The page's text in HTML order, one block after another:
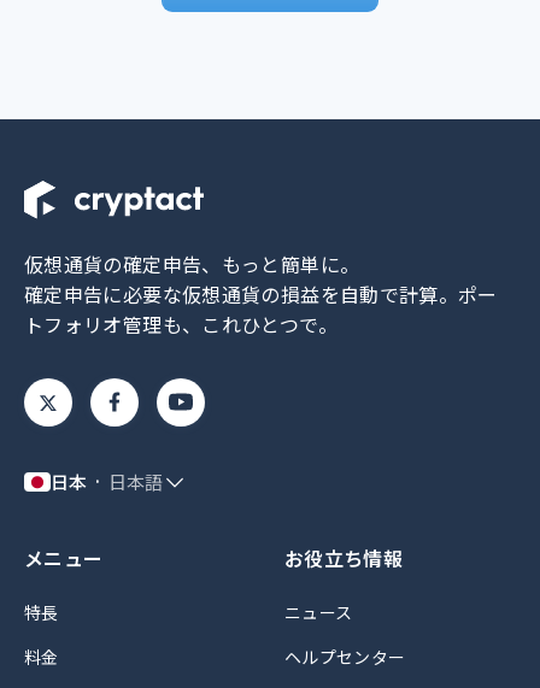
仮想通貨の確定申告、もっと簡単に。
確定申告に必要な仮想通貨の損益を自動で計算。 ポー
トフォリオ管理も、これひとつで。
日本 日本語
メニュー
特長
料金
お役立ち情報
ニュース
ヘルプセンター